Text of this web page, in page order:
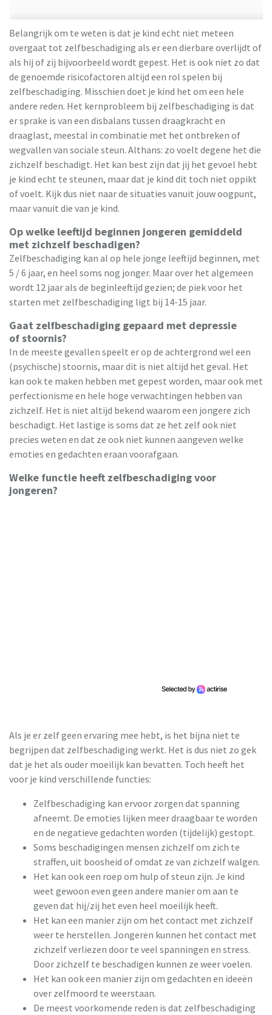
Belangrijk om te weten is dat je kind echt niet meteen
overgaat tot zelfbeschadiging als er een dierbare overlijdt of
als hij of zij bijvoorbeeld wordt gepest. Het is ook niet zo dat
de genoemde risicofactoren altijd een rol spelen bij
zelfbeschadiging. Misschien doet je kind het om een hele
andere reden. Het kernprobleem bij zelfbeschadiging is dat
er sprake is van een disbalans tussen draagkracht en
draaglast, meestal in combinatie met het ontbreken of
wegvallen van sociale steun. Althans: zo voelt degene het die
zichzelf beschadigt. Het kan best zijn dat jij het gevoel hebt
je kind echt te steunen, maar dat je kind dit toch niet oppikt
of voelt. Kijk dus niet naar de situaties vanuit jouw oogpunt,
maar vanuit die van je kind.
Op welke leeftijd beginnen jongeren gemiddeld
met zichzelf beschadigen?
Zelfbeschadiging kan al op hele jonge leeftijd beginnen, met
5 / 6 jaar, en heel soms nog jonger. Maar over het algemeen
wordt 12 jaar als de beginleeftijd gezien; de piek voor het
starten met zelfbeschadiging ligt bij 14-15 jaar.
Gaat zelfbeschadiging gepaard met depressie
of stoornis?
In de meeste gevallen speelt er op de achtergrond wel een
(psychische) stoornis, maar dit is niet altijd het geval. Het
kan ook te maken hebben met gepest worden, maar ook met
perfectionisme en hele hoge verwachtingen hebben van
zichzelf. Het is niet altijd bekend waarom een jongere zich
beschadigt. Het lastige is soms dat ze het zelf ook niet
precies weten en dat ze ook niet kunnen aangeven welke
emoties en gedachten eraan voorafgaan.
Welke functie heeft zelfbeschadiging voor
jongeren?
Als je er zelf geen ervaring mee hebt, is het bijna niet te
begrijpen dat zelfbeschadiging werkt. Het is dus niet zo gek
dat je het als ouder moeilijk kan bevatten. Toch heeft het
voor je kind verschillende functies:
Zelfbeschadiging kan ervoor zorgen dat spanning
afneemt. De emoties lijken meer draagbaar te worden
en de negatieve gedachten worden (tijdelijk) gestopt.
Soms beschadigingen mensen zichzelf om zich te
straffen, uit boosheid of omdat ze van zichzelf walgen.
Het kan ook een roep om hulp of steun zijn. Je kind
weet gewoon even geen andere manier om aan te
geven dat hij/zij het even heel moeilijk heeft.
Het kan een manier zijn om het contact met zichzelf
weer te herstellen. Jongeren kunnen het contact met
zichzelf verliezen door te veel spanningen en stress.
Door zichzelf te beschadigen kunnen ze weer voelen.
Het kan ook een manier zijn om gedachten en ideeën
over zelfmoord te weerstaan.
De meest voorkomende reden is dat zelfbeschadiging